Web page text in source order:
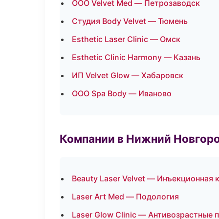
ООО Velvet Med — Петрозаводск
Студия Body Velvet — Тюмень
Esthetic Laser Clinic — Омск
Esthetic Clinic Harmony — Казань
ИП Velvet Glow — Хабаровск
ООО Spa Body — Иваново
Компании в Нижний
Beauty Laser Velvet — Инъекционная
Laser Art Med — Подология
Laser Glow Clinic — Антивозрастные